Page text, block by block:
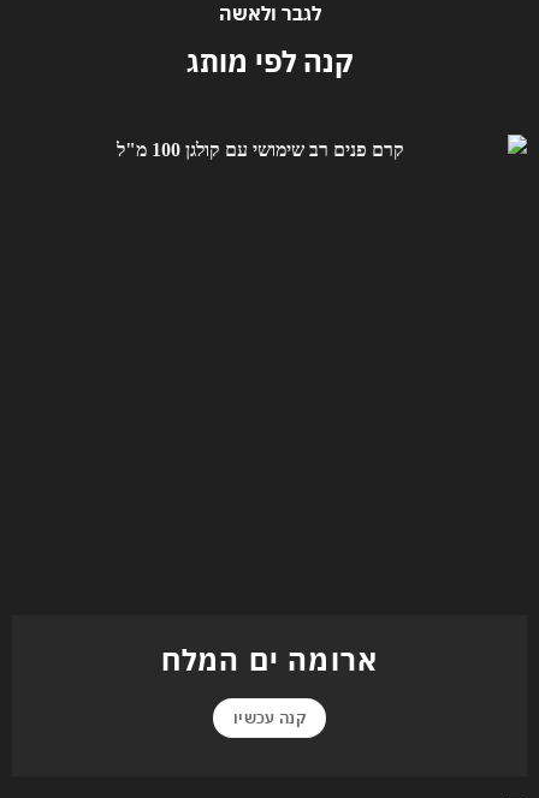
לגבר ולאשה
קנה לפי מותג
ארומה ים המלח
קנה עכשיו